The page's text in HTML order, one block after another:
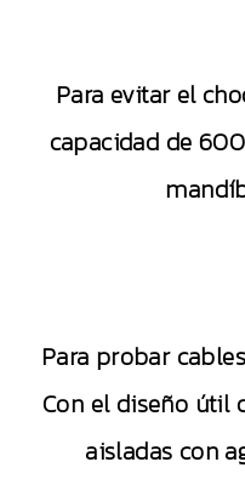
Para evitar el
capacidad de
Para probar
Con el diseño útil
aisladas con